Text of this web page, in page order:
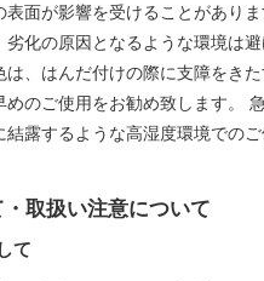
表面が影響を受けることがあり
劣化の原因となるような環境は避
は、はんだ付けの際に支障をき
めのご使用をお勧め致します。
結露するような高湿度環境でのご
取扱い注意について
て